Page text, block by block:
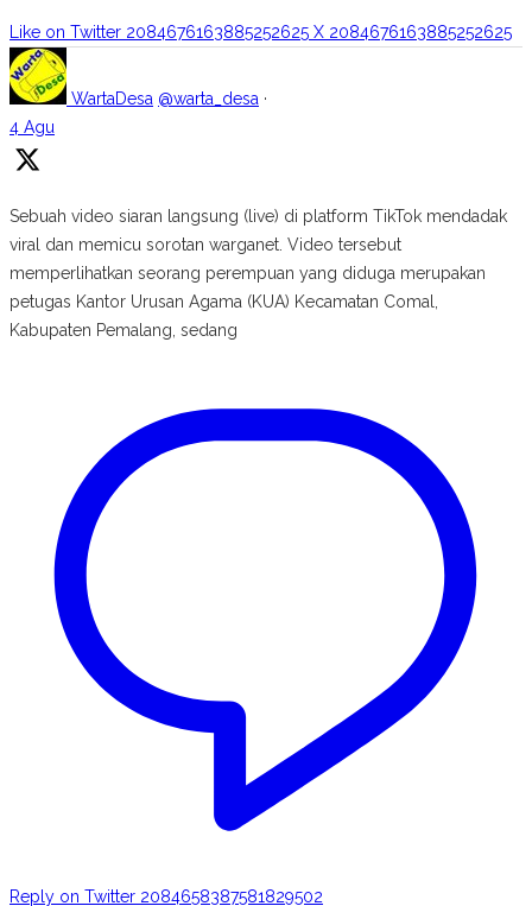
Like on Twitter 2084676163885252625 X 2084676163885252625
WartaDesa @warta_desa ·
4 Agu
Sebuah video siaran langsung (live) di platform TikTok mendadak
viral dan memicu sorotan warganet. Video tersebut
memperlihatkan seorang perempuan yang diduga merupakan
petugas Kantor Urusan Agama (KUA) Kecamatan Comal,
Kabupaten Pemalang, sedang
Reply on Twitter 2084658387581829502